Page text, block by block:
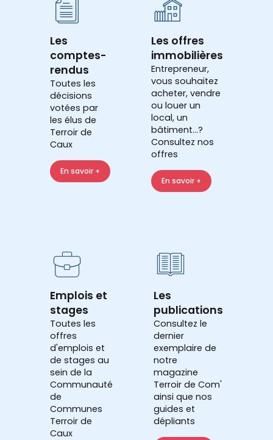
Les
comptes-
rendus
Toutes les
décisions
votées par
les élus de
Terroir de
Caux
En savoir +
Les offres
immobilières
Entrepreneur,
vous souhaitez
acheter, vendre
ou louer un
local, un
bâtiment...?
Consultez nos
offres
En savoir +
Emplois et
stages
Toutes les
offres
d'emplois et
de stages au
sein de la
Communauté
de
Communes
Terroir de
Caux
Les
publications
Consultez le
dernier
exemplaire de
notre
magazine
Terroir de Com'
ainsi que nos
guides et
dépliants